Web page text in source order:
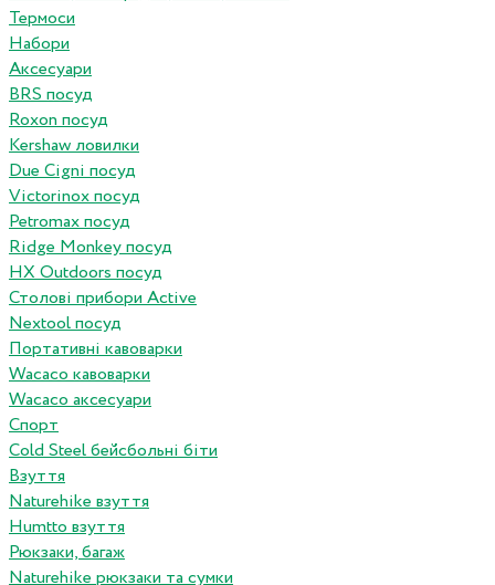
Термоси
Набори
Аксесуари
BRS посуд
Roxon посуд
Kershaw ловилки
Due Cigni посуд
Victorinox посуд
Petromax посуд
Ridge Monkey посуд
HX Outdoors посуд
Столові прибори Active
Nextool посуд
Портативні кавоварки
Wacaco кавоварки
Wacaco аксесуари
Спорт
Cold Steel бейсбольні біти
Взуття
Naturehike взуття
Humtto взуття
Рюкзаки, багаж
Naturehike рюкзаки та сумки